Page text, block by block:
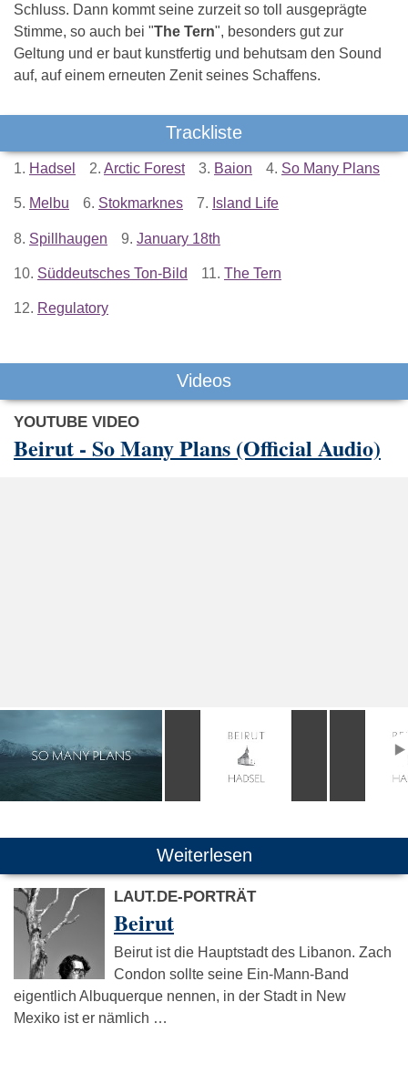
Schluss. Dann kommt seine zurzeit so toll ausgeprägte
Stimme, so auch bei "The Tern", besonders gut zur
Geltung und er baut kunstfertig und behutsam den Sound
auf, auf einem erneuten Zenit seines Schaffens.
Trackliste
1. Hadsel 2. Arctic Forest 3. Baion 4. So Many Plans
5. Melbu 6. Stokmarknes 7. Island Life
8. Spillhaugen 9. January 18th
10. Süddeutsches Ton-Bild 11. The Tern
12. Regulatory
Videos
YOUTUBE VIDEO
Beirut - So Many Plans (Official Audio)
Weiterlesen
LAUT.DE-PORTRÄT
Beirut
Beirut ist die Hauptstadt des Libanon. Zach
Condon sollte seine Ein-Mann-Band
eigentlich Albuquerque nennen, in der Stadt in New
Mexiko ist er nämlich …